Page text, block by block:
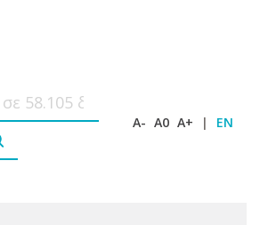
A- A0 A+ | EN